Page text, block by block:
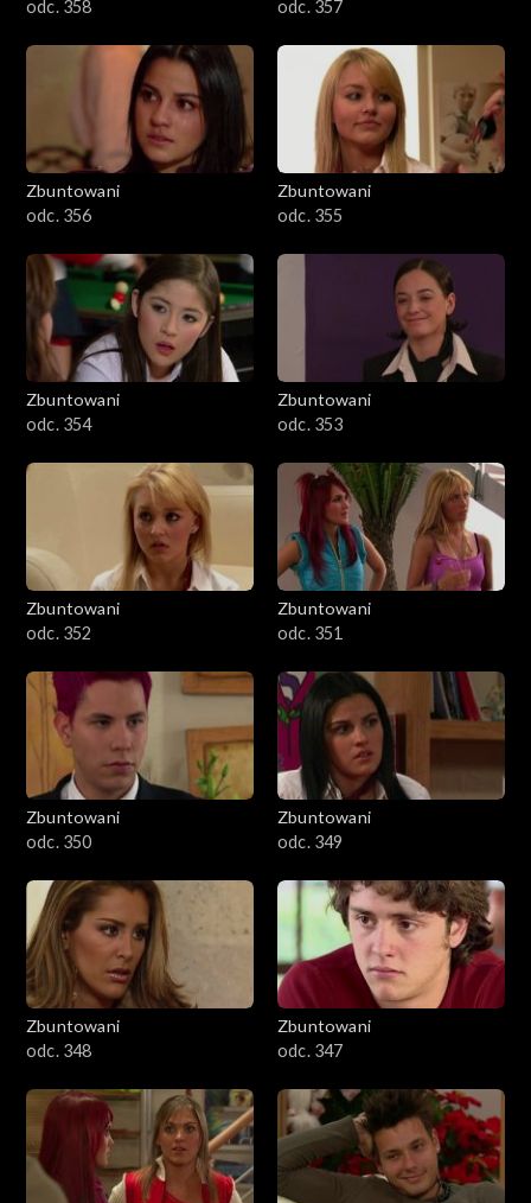
odc. 358 odc. 357
Zbuntowani
odc. 356
Zbuntowani
odc. 355
Zbuntowani
odc. 354
Zbuntowani
odc. 353
Zbuntowani
odc. 352
Zbuntowani
odc. 351
Zbuntowani
odc. 350
Zbuntowani
odc. 349
Zbuntowani
odc. 348
Zbuntowani
odc. 347